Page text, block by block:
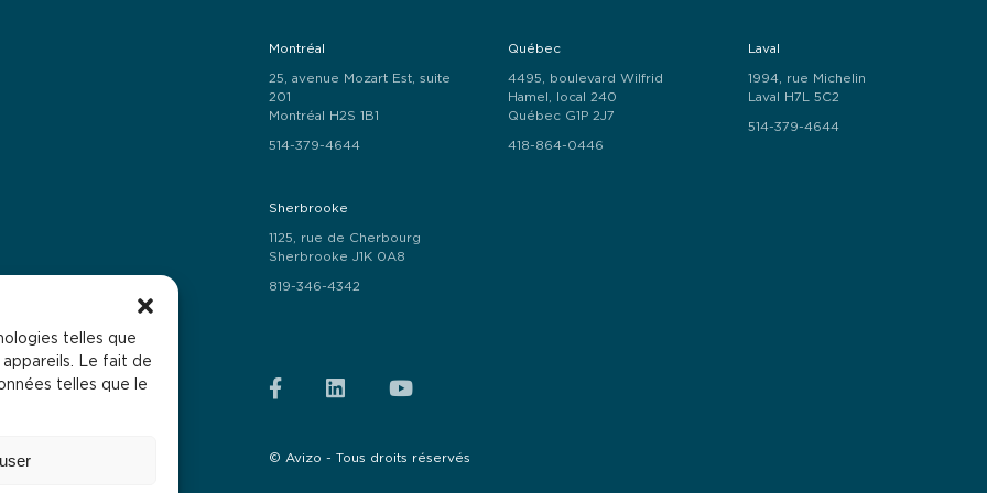
telles que
Le fait de
telles que le
pas alourdir le texte.
Montréal
25, avenue Mozart Est, suite
201
Montréal H2S 1B1
514-379-4644
Québec
4495, boulevard Wilfrid
Hamel, local 240
Québec G1P 2J7
418-864-0446
Laval
1994, rue Michelin
Laval H7L 5C2
514-379-4644
Sherbrooke
1125, rue de Cherbourg
Sherbrooke J1K 0A8
819-346-4342
© Avizo - Tous droits réservés